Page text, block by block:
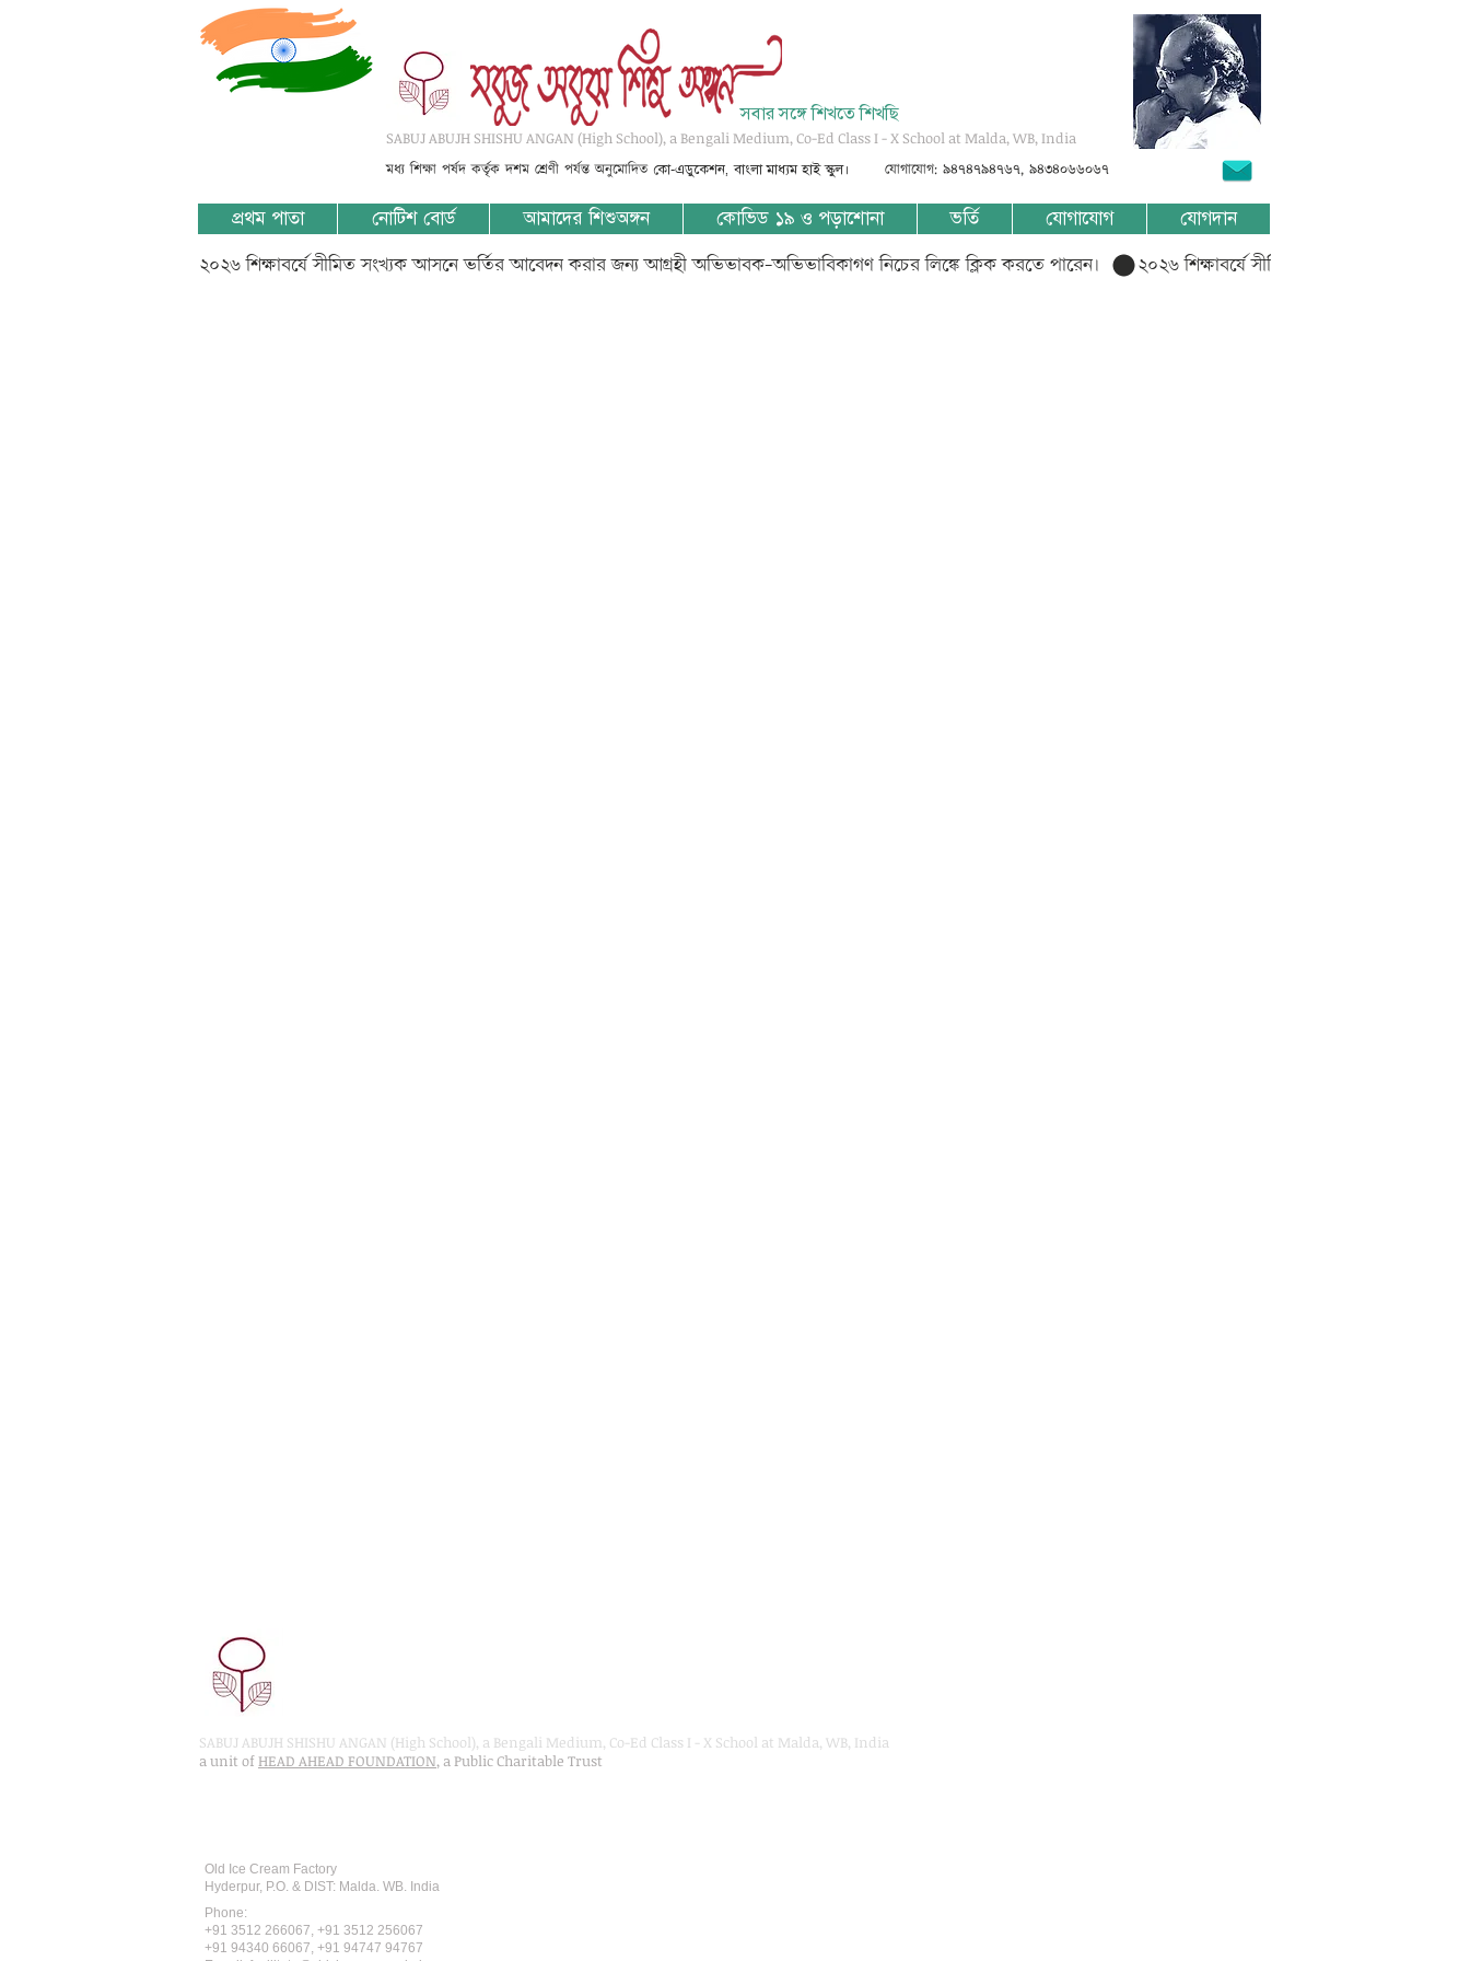
সবার সঙ্গে শিখতে শিখছি
SABUJ ABUJH SHISHU ANGAN (High School), a Bengali Medium, Co-Ed Class I - X School at Malda, WB, India
মধ্য শিক্ষা পর্ষদ কর্তৃক দশম শ্রেণী পর্যন্ত অনুমোদিত কো-এডুকেশন, বাংলা মাধ্যম হাই স্কুল। যোগাযোগ: ৯৪৭৪৭৯৪৭৬৭, ৯৪৩৪০৬৬০৬৭
প্রথম পাতা নোটিশ বোর্ড আমাদের শিশুঅঙ্গন কোভিড ১৯ ও পড়াশোনা ভর্তি যোগাযোগ যোগদান
২০২৬ শিক্ষাবর্ষে সীমিত সংখ্যক আসনে ভর্তির আবেদন করার জন্য আগ্রহী অভিভাবক-অভিভাবিকাগণ নিচের লিঙ্কে ক্লিক করতে পারেন।
SABUJ ABUJH SHISHU ANGAN (High School), a Bengali Medium, Co-Ed Class I - X School at Malda, WB, India
a unit ofHEAD AHEAD FOUNDATION, a Public Charitable Trust
Old Ice Cream Factory
Hyderpur, P.O. & DIST: Malda. WB. India
Phone:
+91 3512 266067, +91 3512 256067
+91 94340 66067, +91 94747 94767